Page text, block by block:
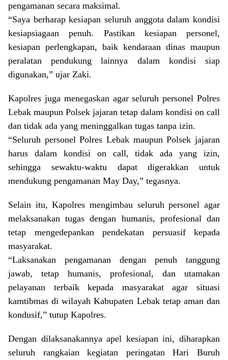
pengamanan secara maksimal.
“Saya berharap kesiapan seluruh anggota dalam kondisi
kesiapsiagaan penuh. Pastikan kesiapan personel,
kesiapan perlengkapan, baik kendaraan dinas maupun
peralatan pendukung lainnya dalam kondisi siap
digunakan,” ujar Zaki.
Kapolres juga menegaskan agar seluruh personel Polres
Lebak maupun Polsek jajaran tetap dalam kondisi on call
dan tidak ada yang meninggalkan tugas tanpa izin.
“Seluruh personel Polres Lebak maupun Polsek jajaran
harus dalam kondisi on call, tidak ada yang izin,
sehingga sewaktu-waktu dapat digerakkan untuk
mendukung pengamanan May Day,” tegasnya.
Selain itu, Kapolres mengimbau seluruh personel agar
melaksanakan tugas dengan humanis, profesional dan
tetap mengedepankan pendekatan persuasif kepada
masyarakat.
“Laksanakan pengamanan dengan penuh tanggung
jawab, tetap humanis, profesional, dan utamakan
pelayanan terbaik kepada masyarakat agar situasi
kamtibmas di wilayah Kabupaten Lebak tetap aman dan
kondusif,” tutup Kapolres.
Dengan dilaksanakannya apel kesiapan ini, diharapkan
seluruh rangkaian kegiatan peringatan Hari Buruh